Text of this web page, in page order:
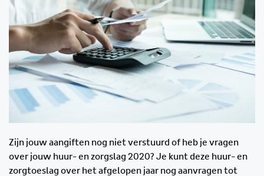
Zijn jouw aangiften nog niet verstuurd of heb je vragen
over jouw huur- en zorgslag 2020? Je kunt deze huur- en
zorgtoeslag over het afgelopen jaar nog aanvragen tot